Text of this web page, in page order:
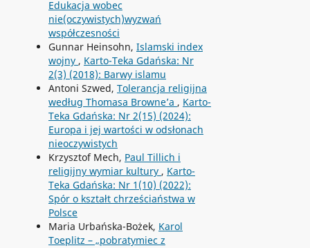
Edukacja wobec
nie(oczywistych)wyzwań
współczesności
Gunnar Heinsohn, Islamski index
wojny , Karto-Teka Gdańska: Nr
2(3) (2018): Barwy islamu
Antoni Szwed, Tolerancja religijna
według Thomasa Browne’a , Karto-
Teka Gdańska: Nr 2(15) (2024):
Europa i jej wartości w odsłonach
nieoczywistych
Krzysztof Mech, Paul Tillich i
religijny wymiar kultury , Karto-
Teka Gdańska: Nr 1(10) (2022):
Spór o kształt chrześciaństwa w
Polsce
Maria Urbańska-Bożek, Karol
Toeplitz – „pobratymiec z